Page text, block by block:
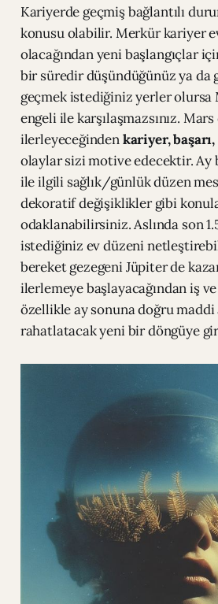
Kariyerde geçmiş bağlantılı
konusu olabilir. Merkür kariyer
olacağından yeni başlangıçlar
bir süredir düşündüğünüz ya da
geçmek istediğiniz yerler olursa
engeli ile karşılaşmazsınız.
ilerleyeceğindenkariyer,
olaylar sizi motive edecektir. Ay
ile ilgili sağlık/günlük düzen
dekoratif değişiklikler gibi
odaklanabilirsiniz. Aslında son
istediğiniz ev düzeni
bereket gezegeni Jüpiter de
ilerlemeye başlayacağından iş
özellikle ay sonuna doğru
rahatlatacak yeni bir döngüye